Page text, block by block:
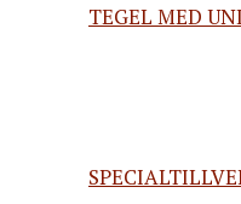
TEGEL MED